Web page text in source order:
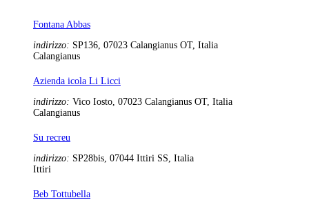
Fontana Abbas
indirizzo: SP136, 07023 Calangianus OT, Italia
Calangianus
Azienda icola Li Licci
indirizzo: Vico Iosto, 07023 Calangianus OT, Italia
Calangianus
Su recreu
indirizzo: SP28bis, 07044 Ittiri SS, Italia
Ittiri
Beb Tottubella